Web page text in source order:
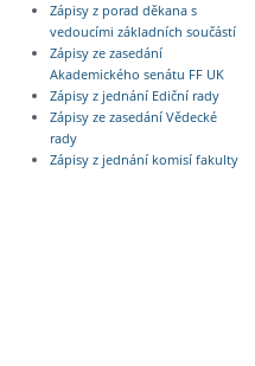
Zápisy z porad děkana s
vedoucími základních součástí
Zápisy ze zasedání
Akademického senátu FF UK
Zápisy z jednání Ediční rady
Zápisy ze zasedání Vědecké
rady
Zápisy z jednání komisí fakulty